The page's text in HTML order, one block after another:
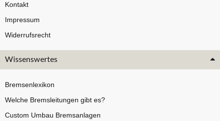
Kontakt
Impressum
Widerrufsrecht
Wissenswertes
Bremsenlexikon
Welche Bremsleitungen gibt es?
Custom Umbau Bremsanlagen